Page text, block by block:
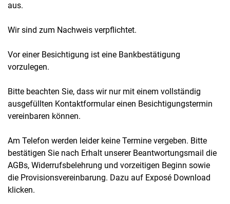
aus.
Wir sind zum Nachweis verpflichtet.
Vor einer Besichtigung ist eine Bankbestätigung
vorzulegen.
Bitte beachten Sie, dass wir nur mit einem vollständig
ausgefüllten Kontaktformular einen Besichtigungstermin
vereinbaren können.
Am Telefon werden leider keine Termine vergeben. Bitte
bestätigen Sie nach Erhalt unserer Beantwortungsmail die
AGBs, Widerrufsbelehrung und vorzeitigen Beginn sowie
die Provisionsvereinbarung. Dazu auf Exposé Download
klicken.